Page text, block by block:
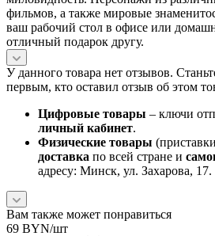
фильмов, а также мировые
ваш рабочий стол в офисе или
отличный подарок другу.
У данного товара нет отзывов.
первым, кто оставил отзыв об этом
Цифровые товары – ключи
личный кабинет.
Физические товары
доставка по всей стране и
адресу: Минск, ул. Захарова, 17.
Вам также может понравиться
69 BYN/шт